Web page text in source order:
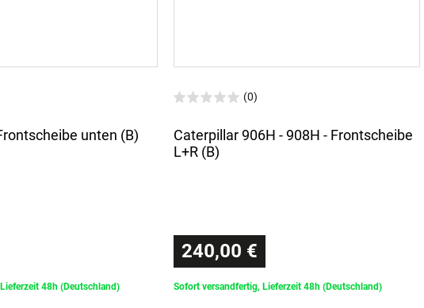
unten (B)
48h (Deutschland)
(0)
Caterpillar 906H - 908H - Frontscheibe
L+R (B)
240,00 €
Sofort versandfertig, Lieferzeit 48h (Deutschland)